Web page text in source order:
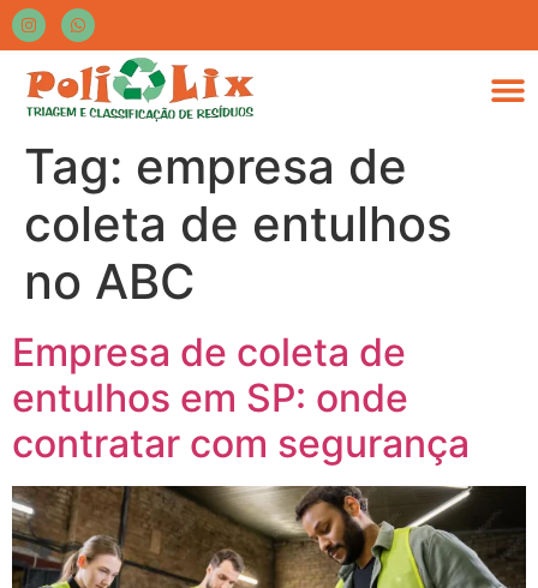
Tag: empresa de
coleta de entulhos
no ABC
Empresa de coleta de
entulhos em SP: onde
contratar com segurança